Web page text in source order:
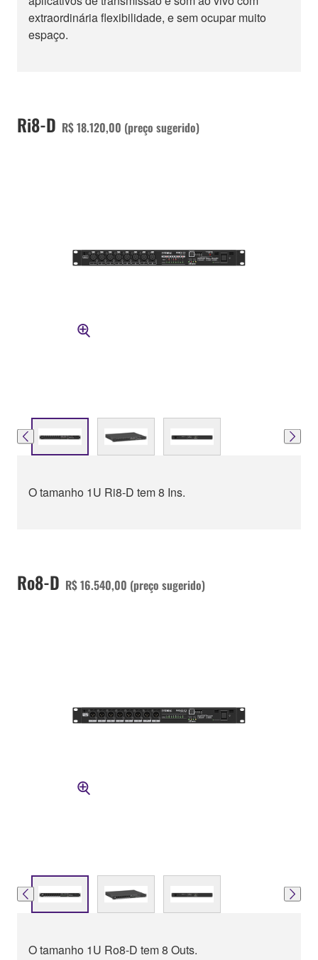
extraordinária flexibilidade, e sem ocupar muito
espaço.
Ri8-D R$ 18.120,00 (preço sugerido)
O tamanho 1U Ri8-D tem 8 Ins.
Ro8-D R$ 16.540,00 (preço sugerido)
O tamanho 1U Ro8-D tem 8 Outs.